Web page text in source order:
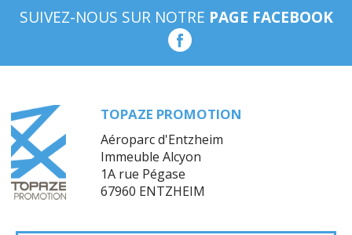
SUIVEZ-NOUS SUR NOTRE PAGE FACEBOOK
TOPAZE PROMOTION
Aéroparc d'Entzheim
Immeuble Alcyon
1A rue Pégase
67960 ENTZHEIM